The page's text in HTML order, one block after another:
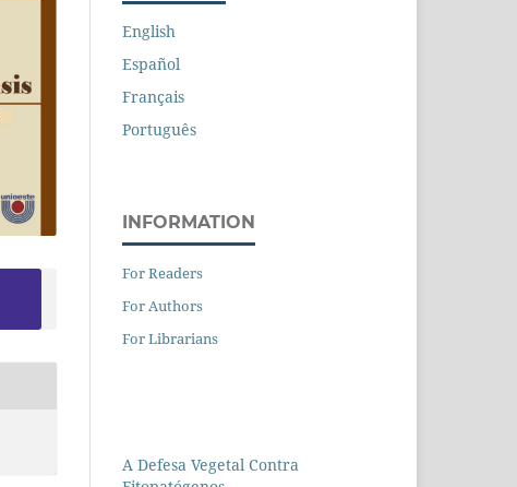
English
Español
Français
Português
INFORMATION
For Readers
For Authors
For Librarians
A Defesa Vegetal Contra